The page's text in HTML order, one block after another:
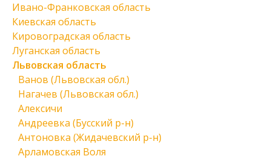
Ивано-Франковская область
Киевская область
Кировоградская область
Луганская область
Львовская область
Ванов (Львовская обл.)
Нагачев (Львовская обл.)
Алексичи
Андреевка (Бусский р-н)
Антоновка (Жидачевский р-н)
Арламовская Воля